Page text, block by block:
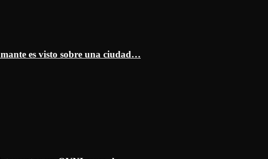
es visto sobre una ciudad…